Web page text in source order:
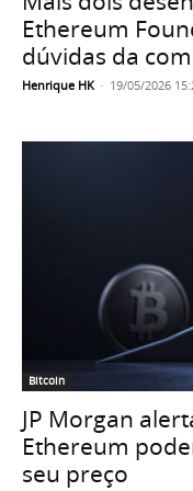
Ethereum
dúvidas da
Henrique HK - 19/05/2026
Bitcoin
JP Morgan
Ethereum
seu preço